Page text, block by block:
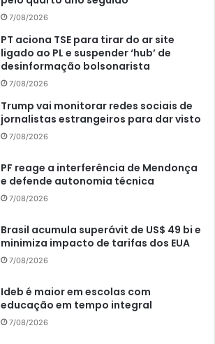
7/08/2026
PT aciona TSE para tirar do ar site
ligado ao PL e suspender ‘hub’ de
desinformação bolsonarista
7/08/2026
Trump vai monitorar redes sociais de
jornalistas estrangeiros para dar visto
7/08/2026
PF reage a interferência de Mendonça
e defende autonomia técnica
7/08/2026
Brasil acumula superávit de US$ 49 bi e
minimiza impacto de tarifas dos EUA
7/08/2026
Ideb é maior em escolas com
educação em tempo integral
7/08/2026